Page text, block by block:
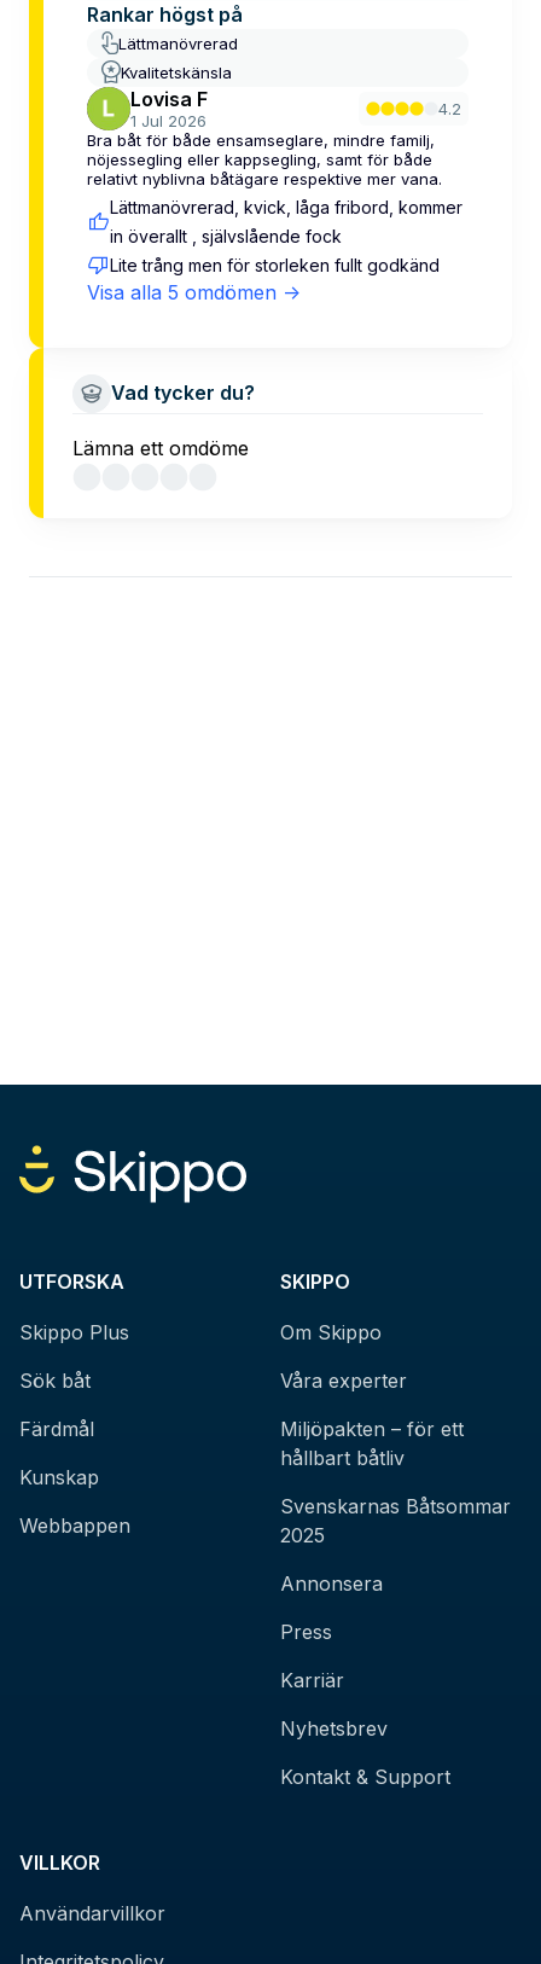
Rankar högst på
Lättmanövrerad
Kvalitetskänsla
Lovisa F
1 Jul 2026
4.2
Bra båt för både ensamseglare, mindre familj,
nöjessegling eller kappsegling, samt för både
relativt nyblivna båtägare respektive mer vana.
Lättmanövrerad, kvick, låga fribord, kommer
in överallt , självslående fock
Lite trång men för storleken fullt godkänd
Visa alla 5 omdömen ->
Vad tycker du?
Lämna ett omdöme
UTFORSKA
Skippo Plus
Sök båt
Färdmål
Kunskap
Webbappen
SKIPPO
Om Skippo
Våra experter
Miljöpakten – för ett
hållbart båtliv
Svenskarnas Båtsommar
2025
Annonsera
Press
Karriär
Nyhetsbrev
Kontakt & Support
VILLKOR
Användarvillkor